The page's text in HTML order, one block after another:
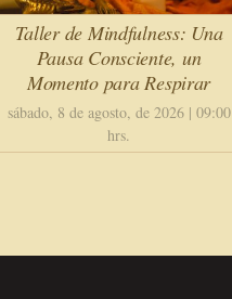
Taller de Mindfulness: Una
Pausa Consciente, un
Momento para Respirar
sábado, 8 de agosto, de 2026 | 09:00
hrs.